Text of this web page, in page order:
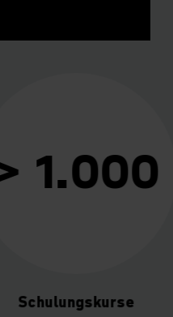
1.000
Schulungskurse